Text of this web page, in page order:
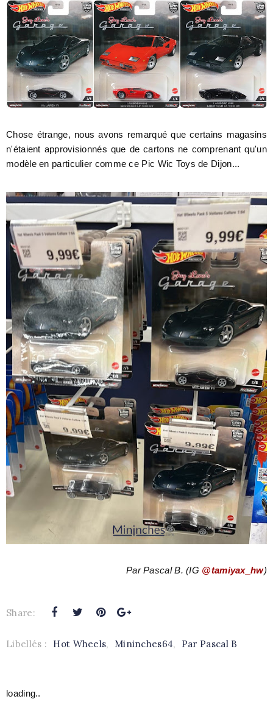
Chose étrange, nous avons remarqué que certains magasins
n'étaient approvisionnés que de cartons ne comprenant qu'un
modèle en particulier comme ce Pic Wic Toys de Dijon...
Par Pascal B. (IG @tamiyax_hw)
Share:
Libellés : Hot Wheels, Mininches64, Par Pascal B
loading..